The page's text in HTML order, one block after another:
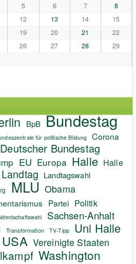
5 6 7
8
12 13 14
15
19 20 21
22
26 27 28
29
BpB Bundestag
für politische Bildung Corona
Deutscher Bundestag
EU Europa Halle Halle
Landtag Landtagswahl
MLU Obama
Partei Politik
Sachsen-Anhalt
Transformation TV-Tipp Uni Halle
USA Vereinigte Staaten
Washington